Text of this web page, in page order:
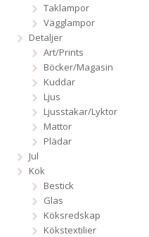
Taklampor
Vägglampor
Detaljer
Art/Prints
Böcker/Magasin
Kuddar
Ljus
Ljusstakar/Lyktor
Mattor
Plädar
Jul
Kök
Bestick
Glas
Köksredskap
Kökstextilier